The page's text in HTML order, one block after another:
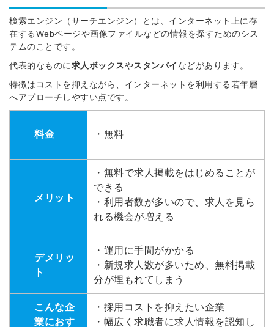
検索エンジン（サーチエンジン）とは、インターネット上に存
在するWebページや画像ファイルなどの情報を探すためのシス
テムのことです。
代表的なものに求人ボックスやスタンバイ などがあります。
特徴はコストを抑えながら、インターネットを利用する若年層
へアプローチしやすい点です。
料金 ・無料
メリット
・無料で求人掲載をはじめることが
できる
・利用者数が多いので、求人を見ら
れる機会が増える
デメリッ
ト
・運用に手間がかかる
・新規求人数が多いため、無料掲載
分が埋もれてしまう
こんな企
業におす
・採用コストを抑えたい企業
・幅広く求職者に求人情報を認知し